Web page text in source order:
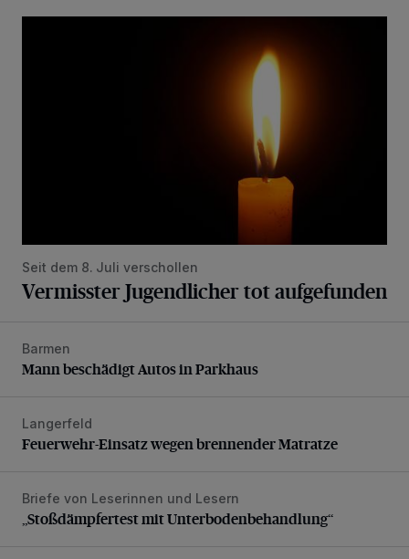
Seit dem 8. Juli verschollen
Vermisster Jugendlicher tot aufgefunden
Mann beschädigt Autos in Parkhaus
Barmen
Mann beschädigt Autos in Parkhaus
Feuerwehr-Einsatz wegen brennender Matratze
Langerfeld
Feuerwehr-Einsatz wegen brennender Matratze
„Stoßdämpfertest mit Unterbodenbehandlung“
Briefe von Leserinnen und Lesern
„Stoßdämpfertest mit Unterbodenbehandlung“